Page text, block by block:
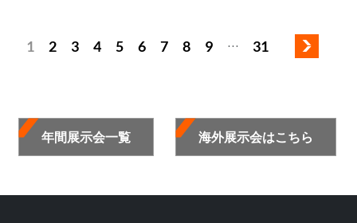
1 2 3 4 5 6 7 8 9 … 31
年間展示会一覧 海外展示会はこちら